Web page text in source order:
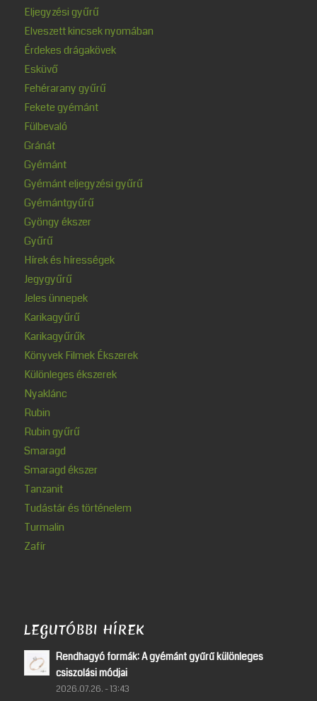
Eljegyzési gyűrű
Elveszett kincsek nyomában
Érdekes drágakövek
Esküvő
Fehérarany gyűrű
Fekete gyémánt
Fülbevaló
Gránát
Gyémánt
Gyémánt eljegyzési gyűrű
Gyémántgyűrű
Gyöngy ékszer
Gyűrű
Hírek és hírességek
Jegygyűrű
Jeles ünnepek
Karikagyűrű
Karikagyűrűk
Könyvek Filmek Ékszerek
Különleges ékszerek
Nyaklánc
Rubin
Rubin gyűrű
Smaragd
Smaragd ékszer
Tanzanit
Tudástár és történelem
Turmalin
Zafír
LEGUTÓBBI HÍREK
Rendhagyó formák: A gyémánt gyűrű különleges
csiszolási módjai
2026.07.26. - 13:43